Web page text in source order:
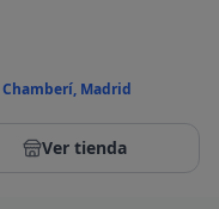
Chamberí, Madrid
Ver tienda